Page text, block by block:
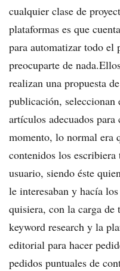
cualquier clase de
plataformas es que
para automatizar todo el
preocuparte de
realizan una propuesta
publicación,
artículos adecuados
momento, lo normal era
contenidos los
usuario, siendo éste
le interesaban y hacía
quisiera, con la carga
keyword research y la
editorial para hacer
pedidos puntuales de